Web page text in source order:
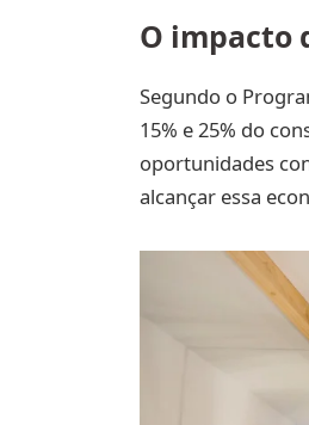
O impacto
Segundo o
15% e 25% do
oportunidades
alcançar essa